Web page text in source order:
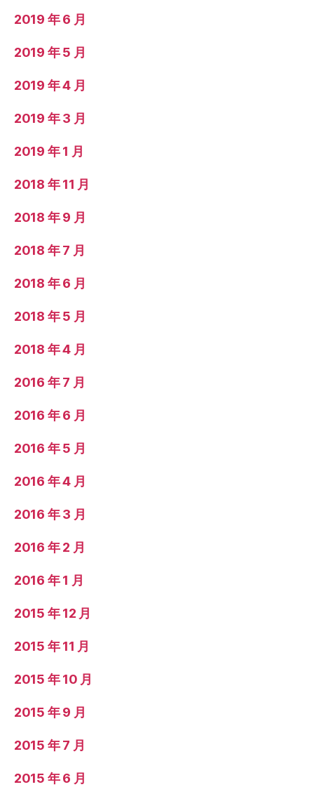
2019 年 6 月
2019 年 5 月
2019 年 4 月
2019 年 3 月
2019 年 1 月
2018 年 11 月
2018 年 9 月
2018 年 7 月
2018 年 6 月
2018 年 5 月
2018 年 4 月
2016 年 7 月
2016 年 6 月
2016 年 5 月
2016 年 4 月
2016 年 3 月
2016 年 2 月
2016 年 1 月
2015 年 12 月
2015 年 11 月
2015 年 10 月
2015 年 9 月
2015 年 7 月
2015 年 6 月